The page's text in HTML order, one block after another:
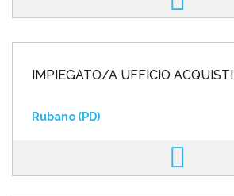
IMPIEGATO/A UFFICIO ACQUISTI
Rubano (PD)